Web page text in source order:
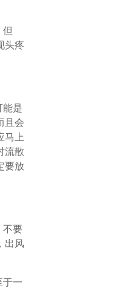
头疼
是
且会
马上
流散
要放
不要
出风
一